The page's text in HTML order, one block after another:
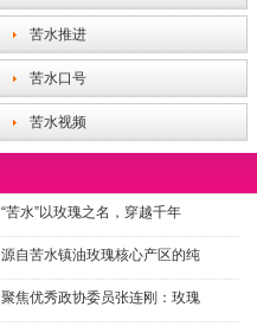
苦水推进
苦水口号
苦水视频
“苦水”以玫瑰之名，穿越千年
源自苦水镇油玫瑰核心产区的纯
聚焦优秀政协委员张连刚：玫瑰